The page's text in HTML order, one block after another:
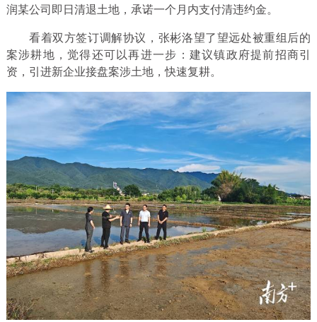
润某公司即日清退土地，承诺一个月内支付清违约金。
看着双方签订调解协议，张彬洛望了望远处被重组后的
案涉耕地，觉得还可以再进一步：建议镇政府提前招商引
资，引进新企业接盘案涉土地，快速复耕。